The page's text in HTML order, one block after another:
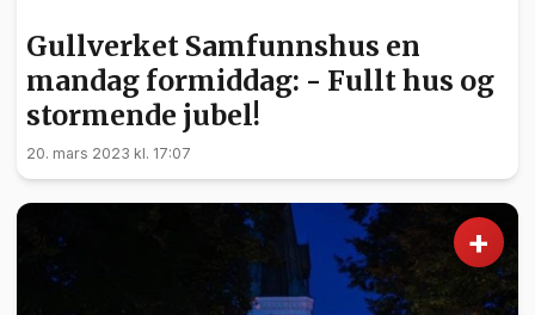
Gullverket Samfunnshus en
mandag formiddag: - Fullt hus og
stormende jubel!
20. mars 2023 kl. 17:07
+